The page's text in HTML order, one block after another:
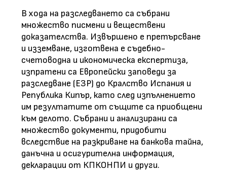
В хода на разследването са събрани
множество писмени и веществени
доказателства. Извършено е претърсване
и изземване, изготвена е съдебно-
счетоводна и икономическа експертиза,
изпратени са Европейски заповеди за
разследване (ЕЗР) до Кралство Испания и
Република Кипър, като след изпълнението
им резултатите от същите са приобщени
към делото. Събрани и анализирани са
множество документи, придобити
вследствие на разкриване на банкова тайна,
данъчна и осигурителна информация,
декларации от КПКОНПИ и други.